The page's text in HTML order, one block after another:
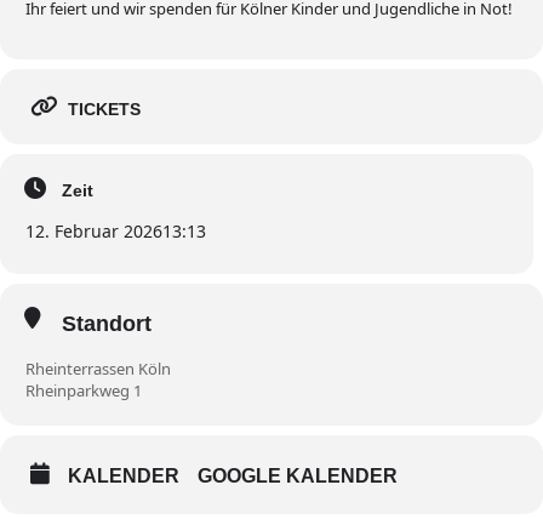
Ihr feiert und wir spenden für Kölner Kinder und Jugendliche in Not!
TICKETS
Zeit
12. Februar 202613:13
Standort
Rheinterrassen Köln
Rheinparkweg 1
KALENDER GOOGLE KALENDER